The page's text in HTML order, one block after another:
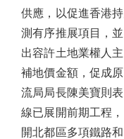
供應，以促進香港
測有序推展項目，
出容許土地業權人
補地價金額，促成
流局局長陳美寶則
線已展開前期工程
開北都區多項鐵路